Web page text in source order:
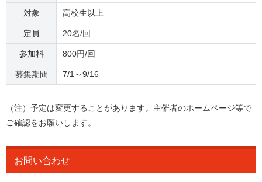
対象 高校生以上
定員 20名/回
参加料 800円/回
募集期間 7/1～9/16
（注）予定は変更することがあります。主催者のホームページ等で
ご確認をお願いします。
お問い合わせ